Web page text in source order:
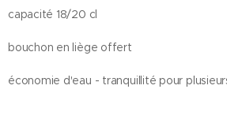
capacité 18/20 cl
bouchon en liège offert
économie d'eau - tranquillité pour